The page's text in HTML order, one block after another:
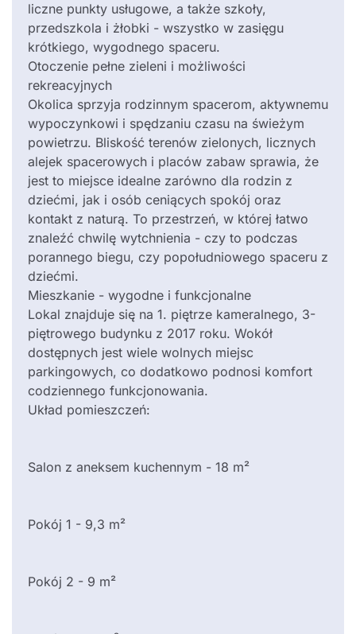
liczne punkty usługowe, a także szkoły,
przedszkola i żłobki - wszystko w zasięgu
krótkiego, wygodnego spaceru.
Otoczenie pełne zieleni i możliwości
rekreacyjnych
Okolica sprzyja rodzinnym spacerom, aktywnemu
wypoczynkowi i spędzaniu czasu na świeżym
powietrzu. Bliskość terenów zielonych, licznych
alejek spacerowych i placów zabaw sprawia, że
jest to miejsce idealne zarówno dla rodzin z
dziećmi, jak i osób ceniących spokój oraz
kontakt z naturą. To przestrzeń, w której łatwo
znaleźć chwilę wytchnienia - czy to podczas
porannego biegu, czy popołudniowego spaceru z
dziećmi.
Mieszkanie - wygodne i funkcjonalne
Lokal znajduje się na 1. piętrze kameralnego, 3-
piętrowego budynku z 2017 roku. Wokół
dostępnych jest wiele wolnych miejsc
parkingowych, co dodatkowo podnosi komfort
codziennego funkcjonowania.
Układ pomieszczeń:
Salon z aneksem kuchennym - 18 m²
Pokój 1 - 9,3 m²
Pokój 2 - 9 m²